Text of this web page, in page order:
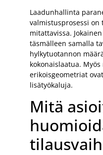
Laadunhallinta
valmistusprosessi on
mitattavissa.
täsmälleen samalla
hylkytuotannon
kokonaislaatua.
erikoisgeometriat
lisätyökaluja.
Mitä